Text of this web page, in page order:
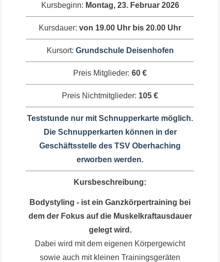
Kursbeginn: Montag, 23. Februar 2026
Kursdauer: von 19.00 Uhr bis 20.00 Uhr
Kursort: Grundschule Deisenhofen
Preis Mitglieder: 60 €
Preis Nichtmitglieder: 105 €
Teststunde nur mit Schnupperkarte möglich.
Die Schnupperkarten können in der
Geschäftsstelle des TSV Oberhaching
erworben werden.
Kursbeschreibung:
Bodystyling - ist ein Ganzkörpertraining bei
dem der Fokus auf die Muskelkraftausdauer
gelegt wird.
Dabei wird mit dem eigenen Körpergewicht
sowie auch mit kleinen Trainingsgeräten